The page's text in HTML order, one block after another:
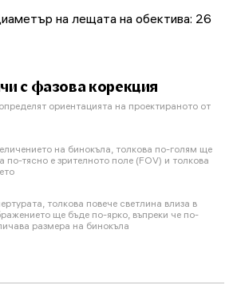
на лещата на обектива: 26
с фазова корекция
ориентацията на проектираното от
на бинокъла, толкова по-голям ще
по-тясно е зрителното поле (FOV) и толкова
толкова повече светлина влиза в
ще бъде по-ярко, въпреки че по-
размера на бинокъла